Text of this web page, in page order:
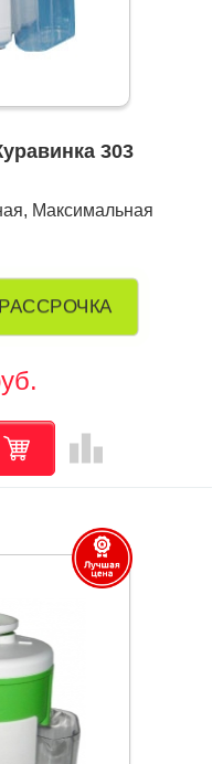
303
Максимальная
РАССРОЧКА
leaderboard